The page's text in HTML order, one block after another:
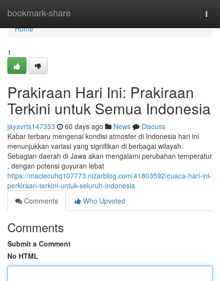
bookmark-share
Home
Home
1
Prakiraan Hari Ini: Prakiraan
Terkini untuk Semua Indonesia
jayavrts147353 60 days ago News
Discuss
Kabar terbaru mengenai kondisi atmosfer di Indonesia hari ini
menunjukkan variasi yang signifikan di berbagai wilayah.
Sebagian daerah di Jawa akan mengalami perubahan temperatur
, dengan potensi guyuran lebat
https://maciecuhq107773.nizarblog.com/41803592/cuaca-hari-ini-
perkiraan-terkini-untuk-seluruh-indonesia
Comments
Who Upvoted
Comments
Submit a Comment
No HTML